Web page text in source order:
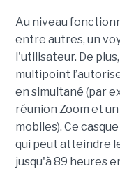
Au niveau
entre autres, un
l'utilisateur. De
multipoint
en simultané (par
réunion Zoom et
mobiles). Ce
qui peut atteindre
jusqu'à 89 heures